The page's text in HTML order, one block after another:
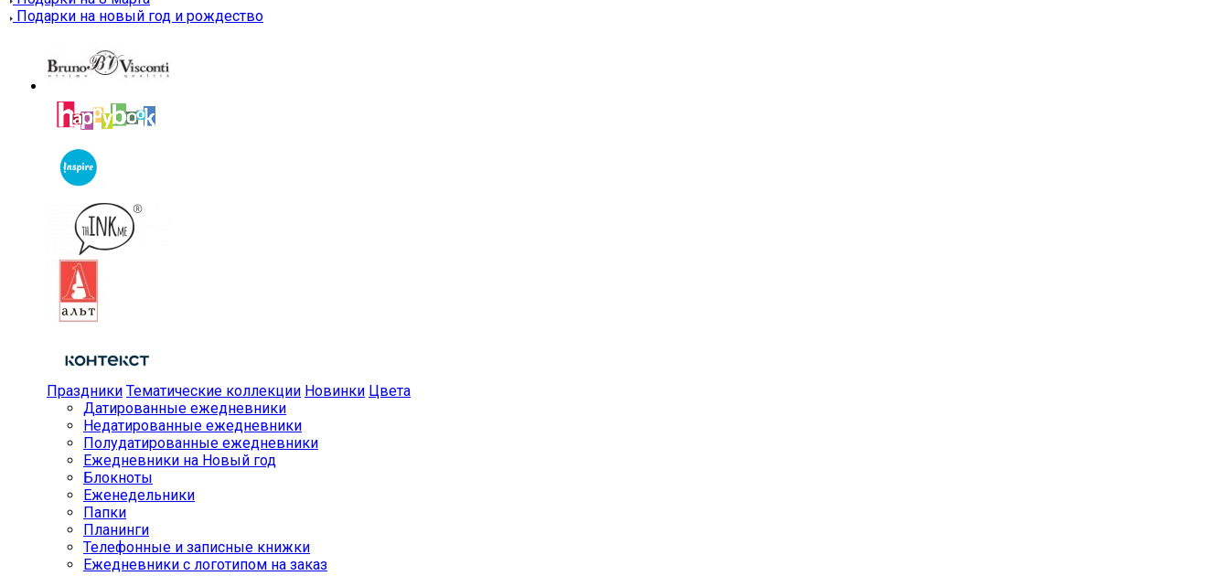
Подарки на новый год и рождество
Праздники Тематические коллекции Новинки Цвета
Датированные ежедневники
Недатированные ежедневники
Полудатированные ежедневники
Ежедневники на Новый год
Блокноты
Еженедельники
Папки
Планинги
Телефонные и записные книжки
Ежедневники с логотипом на заказ